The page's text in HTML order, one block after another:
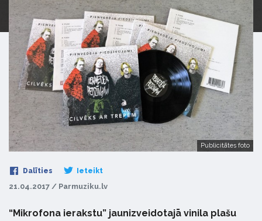
Publicitātes foto
Dalīties Ieteikt
21.04.2017 / Parmuziku.lv
“Mikrofona ierakstu” jaunizveidotajā vinila plašu